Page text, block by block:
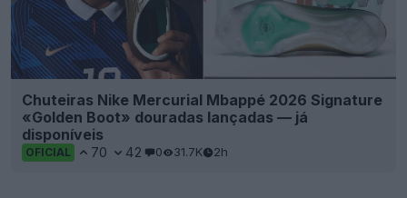
Chuteiras Nike Mercurial Mbappé 2026 Signature
«Golden Boot» douradas lançadas — já
disponíveis
OFICIAL 70 42 0 31.7K 2h